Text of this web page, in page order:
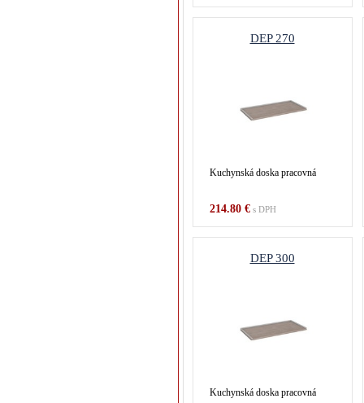
DEP 270
Kuchynská doska pracovná
214.80 €s DPH
DEP 300
Kuchynská doska pracovná